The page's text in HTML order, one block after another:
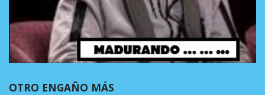
OTRO ENGAÑO MÁS